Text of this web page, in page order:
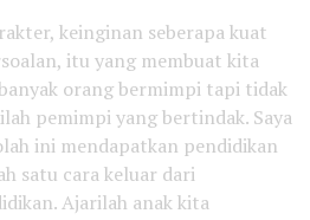
keinginan seberapa kuat
itu yang membuat kita
orang bermimpi tapi tidak
pemimpi yang bertindak. Saya
ini mendapatkan pendidikan
satu cara keluar dari
Ajarilah anak kita